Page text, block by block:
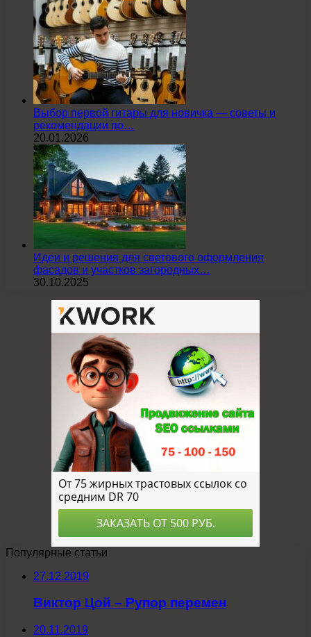
Выбор первой гитары для новичка — советы и
рекомендации по…
20.01.2026
Идеи и решения для светового оформления
фасадов и участков загородных…
30.10.2025
Популярные статьи
27.12.2019
Виктор Цой – Рупор перемен
20.11.2019